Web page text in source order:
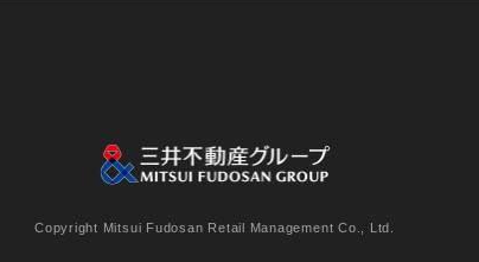
個人情報保護方針 個人情報の取り扱いについて
Copyright Mitsui Fudosan Retail Management Co., Ltd.